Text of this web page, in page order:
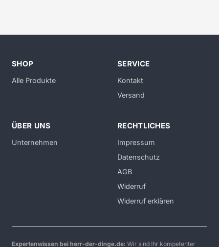
SHOP
Alle Produkte
SERVICE
Kontakt
Versand
ÜBER UNS
Unternehmen
RECHTLICHES
Impressum
Datenschutz
AGB
Widerruf
Widerruf erklären
Expertenwissen bei herr-der-dinge.de: Wir sind Ihr kompetenter